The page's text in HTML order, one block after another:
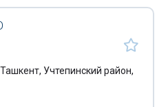
Учтепинский район,